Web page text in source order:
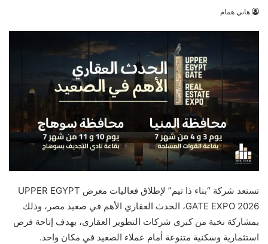
هاني همام
تستعد شركة “بناء ذا تيم” لإطلاق فعاليات معرض UPPER EGYPT
GATE EXPO 2026، الحدث العقاري الأهم في صعيد مصر، وذلك
بمشاركة نخبة من كبرى شركات التطوير العقاري، بهدف إتاحة فرص
استثمارية وسكنية متنوعة أمام عملاء الصعيد في مكان واحد.